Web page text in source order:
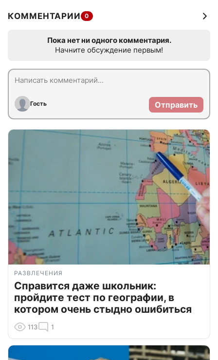
КОММЕНТАРИИ 0
Пока нет ни одного комментария.
Начните обсуждение первым!
Гость Отправить
РАЗВЛЕЧЕНИЯ
Справится даже школьник:
пройдите тест по географии, в
котором очень стыдно ошибиться
113 1